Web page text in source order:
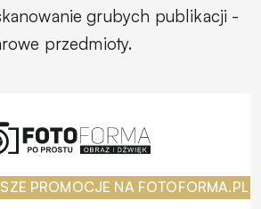
grubych publikacji -
przedmioty.
PROMOCJE NA FOTOFORMA.PL